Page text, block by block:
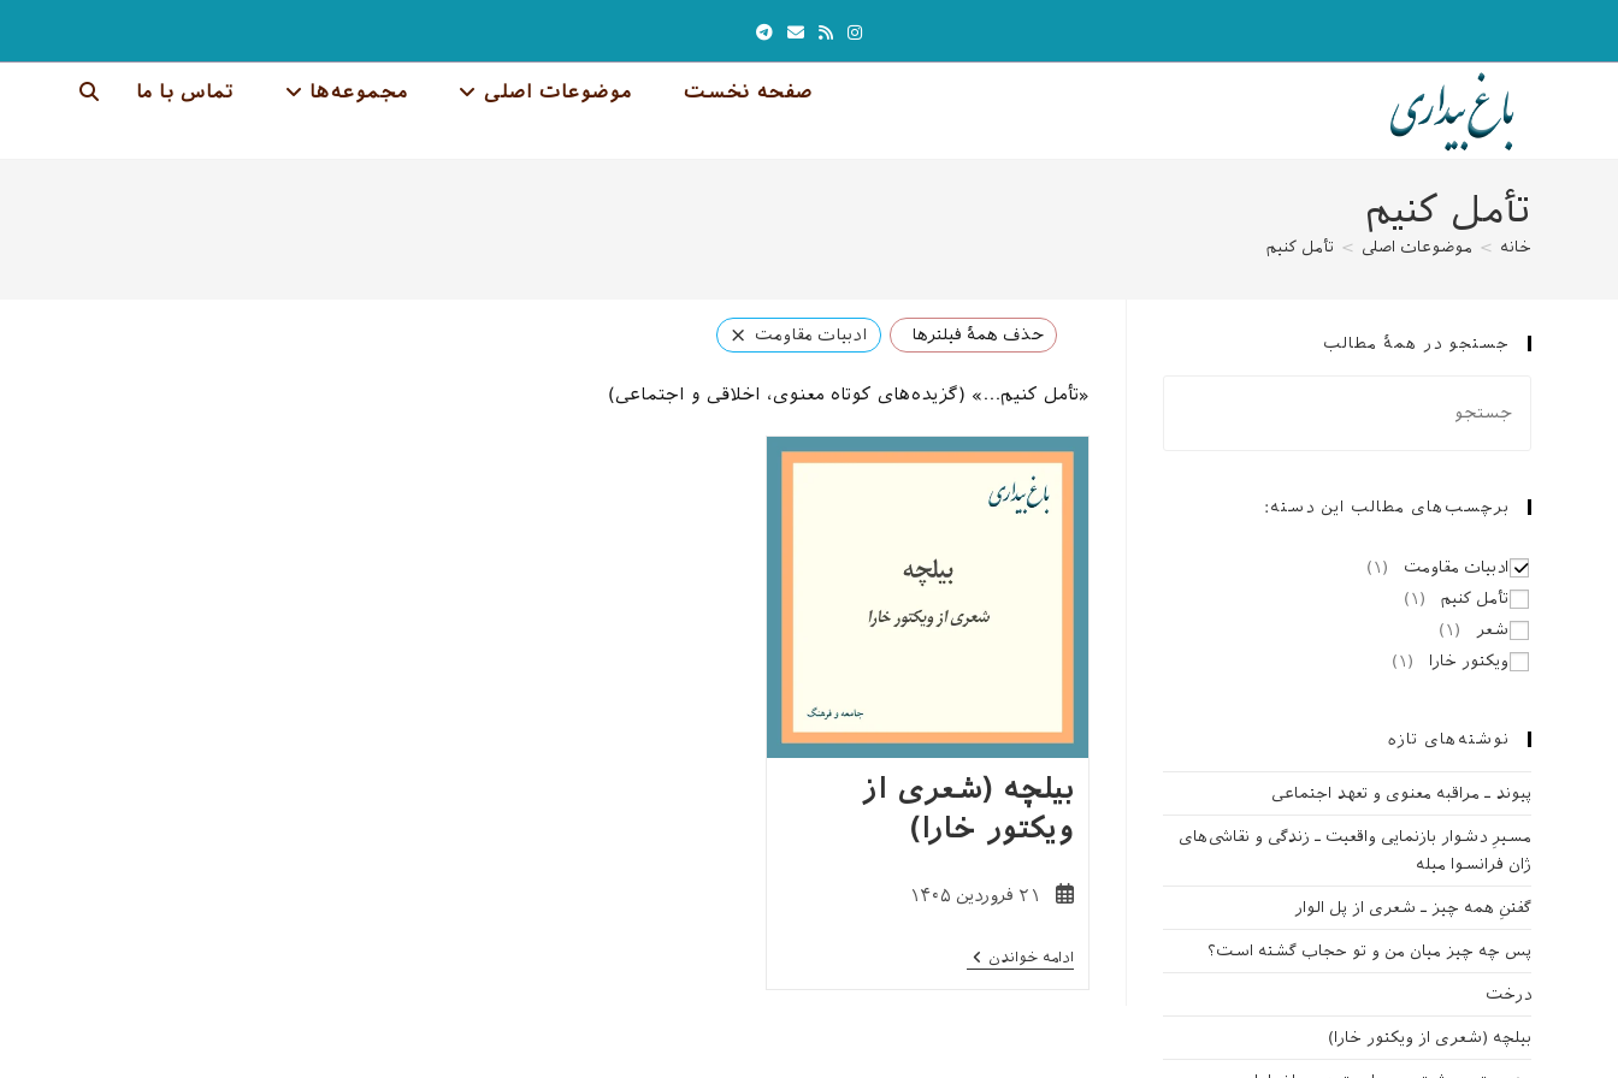
صفحه نخست موضوعات اصلی مجموعه‌ها تماس با ما جستجوی
تأمل کنیم
خانه > موضوعات اصلی > تأمل کنیم
حذف همهٔ فیلترها ادبیات مقاومت ×
«تأمل کنیم…» (گزیده‌های کوتاه معنوی، اخلاقی و اجتماعی)
بیلچه (شعری از
ویکتور خارا)
نوشته
است:
۲۱ فروردین ۱۴۰۵
ادامه خواندن بیلچه
جستجو در همهٔ مطالب
برچسب‌های مطالب این دسته:
ادبیات مقاومت ( ۱ )
تأمل کنیم
( ۱ )
شعر
( ۱ )
ویکتور خارا
( ۱ )
نوشته‌های تازه
پیوند ـ مراقبه‌ معنوی و تعهد اجتماعی
مسیرِ دشوار بازنمایی واقعیت ـ زندگی و نقاشی‌های
ژان فرانسوا میله
گفتنِ همه چیز ـ شعری از پل الوار
پس چه چیز میان من و تو حجاب گشته است؟
درخت
بیلچه (شعری از ویکتور خارا)